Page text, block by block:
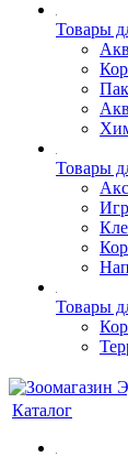
Товары
Товары
Товары
Каталог